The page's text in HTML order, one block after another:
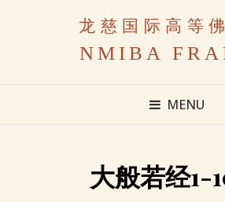
龙慈国际高等
NMIBA
MENU
大般若经1-